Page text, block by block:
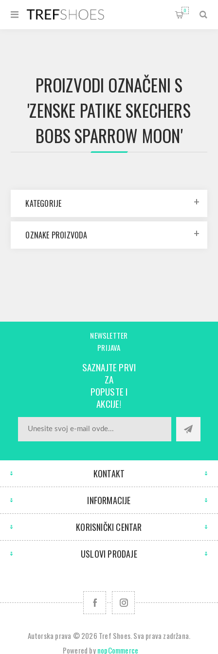
0
PROIZVODI OZNAČENI S
'ZENSKE PATIKE SKECHERS
BOBS SPARROW MOON'
KATEGORIJE
OZNAKE PROIZVODA
NEWSLETTER
PRIJAVA
SAZNAJTE PRVI
ZA
POPUSTE I
AKCIJE!
KONTAKT
INFORMACIJE
KORISNIČKI CENTAR
USLOVI PRODAJE
Autorska prava © 2026 Tref Shoes. Sva prava zadržana.
Powered bynopCommerce